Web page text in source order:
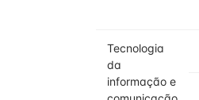
Tecnologia
da
informação e